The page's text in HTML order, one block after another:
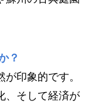
？
印象的です。
、そして経済が